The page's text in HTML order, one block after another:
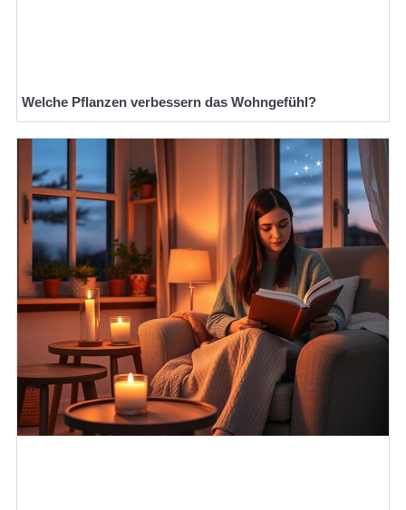
Welche Pflanzen verbessern das Wohngefühl?